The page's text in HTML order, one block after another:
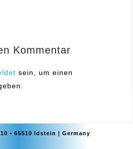
Kommentar
sein, um einen
• 65510 Idstein | Germany